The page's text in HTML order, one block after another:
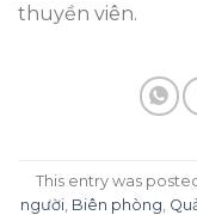
thuyền viên.
This entry was
người Biên phòng